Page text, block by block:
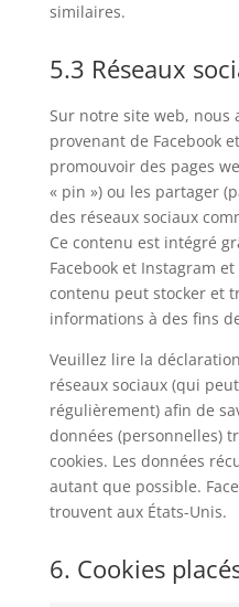
similaires.
5.3 Réseaux
Sur notre site web, nous
provenant de Facebook
promouvoir des pages
« pin ») ou les partager
des réseaux sociaux
Ce contenu est intégré
Facebook et Instagram
contenu peut stocker et
informations à des fins
Veuillez lire la
réseaux sociaux (qui
régulièrement) afin de
données (personnelles)
cookies. Les données
autant que possible.
trouvent aux États-Unis.
6. Cookies